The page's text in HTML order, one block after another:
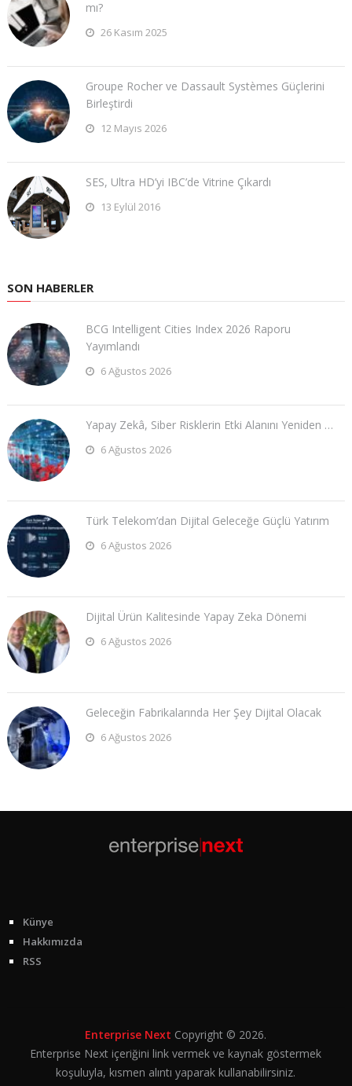
mı?
26 Kasım 2025
Groupe Rocher ve Dassault Systèmes Güçlerini
Birleştirdi
12 Mayıs 2026
SES, Ultra HD’yi IBC’de Vitrine Çıkardı
13 Eylül 2016
SON HABERLER
BCG Intelligent Cities Index 2026 Raporu
Yayımlandı
6 Ağustos 2026
Yapay Zekâ, Siber Risklerin Etki Alanını Yeniden …
6 Ağustos 2026
Türk Telekom’dan Dijital Geleceğe Güçlü Yatırım
6 Ağustos 2026
Dijital Ürün Kalitesinde Yapay Zeka Dönemi
6 Ağustos 2026
Geleceğin Fabrikalarında Her Şey Dijital Olacak
6 Ağustos 2026
Künye
Hakkımızda
RSS
Enterprise Next Copyright © 2026.
Enterprise Next içeriğini link vermek ve kaynak göstermek
koşuluyla, kısmen alıntı yaparak kullanabilirsiniz.